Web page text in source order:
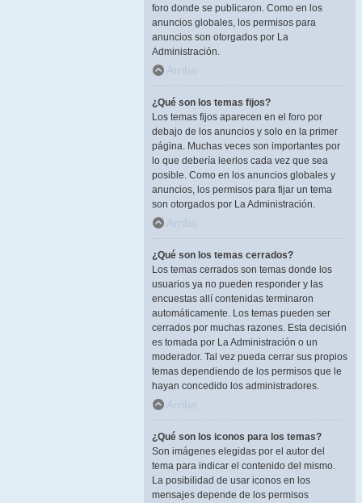
foro donde se publicaron. Como en los
anuncios globales, los permisos para
anuncios son otorgados por La
Administración.
Arriba
¿Qué son los temas fijos?
Los temas fijos aparecen en el foro por
debajo de los anuncios y solo en la primer
página. Muchas veces son importantes por
lo que debería leerlos cada vez que sea
posible. Como en los anuncios globales y
anuncios, los permisos para fijar un tema
son otorgados por La Administración.
Arriba
¿Qué son los temas cerrados?
Los temas cerrados son temas donde los
usuarios ya no pueden responder y las
encuestas allí contenidas terminaron
automáticamente. Los temas pueden ser
cerrados por muchas razones. Esta decisión
es tomada por La Administración o un
moderador. Tal vez pueda cerrar sus propios
temas dependiendo de los permisos que le
hayan concedido los administradores.
Arriba
¿Qué son los iconos para los temas?
Son imágenes elegidas por el autor del
tema para indicar el contenido del mismo.
La posibilidad de usar iconos en los
mensajes depende de los permisos